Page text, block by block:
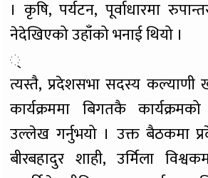
। कृषि, पर्यटन, पूर्वाधारमा
नेदेखिएको उहाँको भनाई थियो ।
्
त्यस्तै, प्रदेशसभा सदस्य कल्याणी
कार्यक्रममा बिगतकै
उल्लेख गर्नुभयो । उक्त बैठकमा
बीरबहादुर शाही, उर्मिला